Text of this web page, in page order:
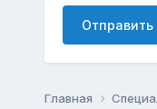
Главная